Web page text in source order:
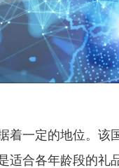
着一定的地位。该
合各年龄段的礼